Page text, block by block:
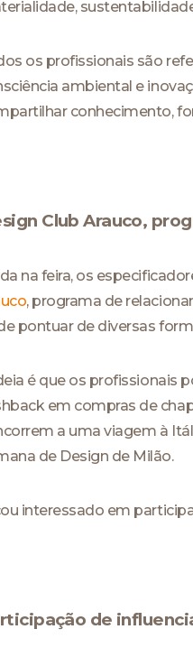
os profissionais são
ambiental e
conhecimento,
Club Arauco,
na feira, os
, programa de
pontuar de diversas
é que os profissionais
em compras de
a uma viagem à
de Design de Milão.
interessado em
de